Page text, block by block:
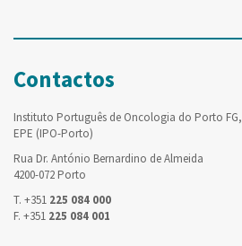
Contactos
Instituto Português de Oncologia do Porto FG,
EPE (IPO-Porto)
Rua Dr. António Bernardino de Almeida
4200-072 Porto
T. +351 225 084 000
F. +351 225 084 001